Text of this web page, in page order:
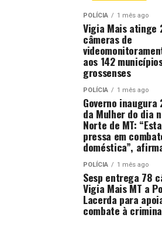
POLÍCIA 1 mês ago
Vigia Mais atinge
câmeras de
aos 142
grossenses
POLÍCIA 1 mês ago
Governo inaugura
da Mulher do dia
Norte de MT:
pressa em
doméstica”,
POLÍCIA 1 mês ago
Sesp entrega 78
Vigia Mais MT a
Lacerda para
combate à